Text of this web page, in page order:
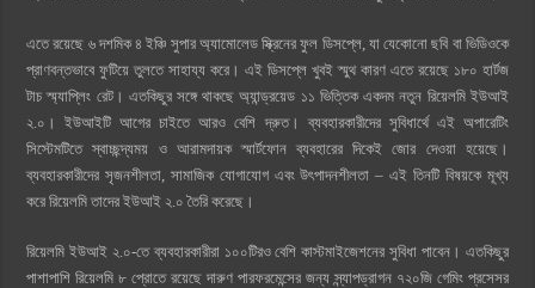
এতে রয়েছে ৬ দশমিক ৪ ইঞ্চি সুপার অ্যামোলেড স্ক্রিনের ফুল ডিসপ্লে, যা যেকোনো ছবি বা ভিডিওকে
প্রাণবন্তভাবে ফুটিয়ে তুলতে সাহায্য করে। এই ডিসপ্লে খুবই স্মুথ কারণ এতে রয়েছে ১৮০ হার্টজ
টাচ স্ম্যাপ্লিং রেট। এতকিছুর সঙ্গে থাকছে অ্যান্ড্রয়েড ১১ ভিত্তিক একদম নতুন রিয়েলমি ইউআই
২.০। ইউআইটি আগের চাইতে আরও বেশি দ্রুত। ব্যবহারকারীদের সুবিধার্থে এই অপারেটিং
সিস্টেমটিতে স্বাচ্ছন্দ্যময় ও আরামদায়ক স্মার্টফোন ব্যবহারের দিকেই জোর দেওয়া হয়েছে।
ব্যবহারকারীদের সৃজনশীলতা, সামাজিক যোগাযোগ এবং উৎপাদনশীলতা – এই তিনটি বিষয়কে মূখ্য
করে রিয়েলমি তাদের ইউআই ২.০ তৈরি করেছে।
রিয়েলমি ইউআই ২.০-তে ব্যবহারকারীরা ১০০টিরও বেশি কাস্টমাইজেশনের সুবিধা পাবেন। এতকিছুর
পাশাপাশি রিয়েলমি ৮ প্রোতে রয়েছে দারুণ পারফরমেন্সের জন্য স্ন্যাপড্রাগন ৭২০জি গেমিং প্রসেসর